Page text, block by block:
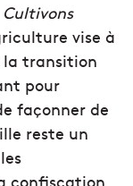
Cultivons
vise à
la transition
pour
façonner de
reste un
confiscation